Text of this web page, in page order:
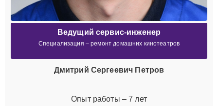
Ведущий сервис-инженер
Специализация – ремонт домашних кинотеатров
Дмитрий Сергеевич Петров
Опыт работы – 7 лет